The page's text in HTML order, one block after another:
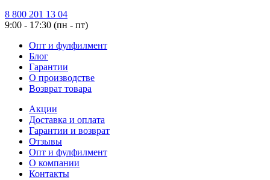
8 800 201 13 04
9:00 - 17:30 (пн - пт)
Опт и фулфилмент
Блог
Гарантии
О производстве
Возврат товара
Акции
Доставка и оплата
Гарантии и возврат
Отзывы
Опт и фулфилмент
О компании
Контакты